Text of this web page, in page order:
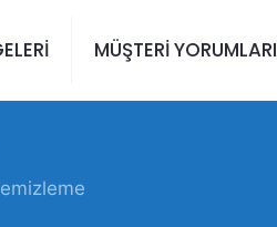
MÜŞTERİ YORUMLARI